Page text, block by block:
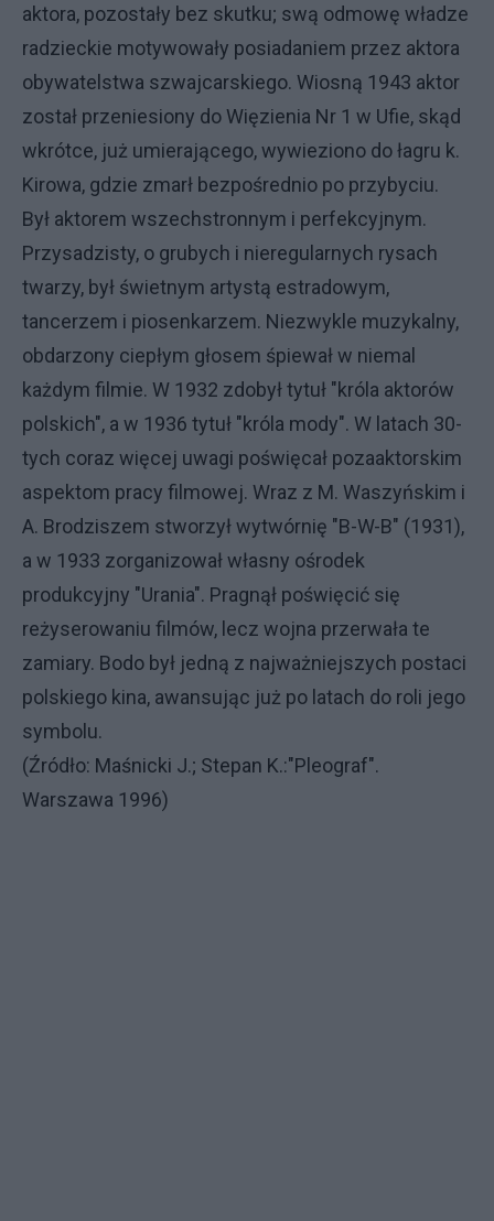
aktora, pozostały bez skutku; swą odmowę władze
radzieckie motywowały posiadaniem przez aktora
obywatelstwa szwajcarskiego. Wiosną 1943 aktor
został przeniesiony do Więzienia Nr 1 w Ufie, skąd
wkrótce, już umierającego, wywieziono do łagru k.
Kirowa, gdzie zmarł bezpośrednio po przybyciu.
Był aktorem wszechstronnym i perfekcyjnym.
Przysadzisty, o grubych i nieregularnych rysach
twarzy, był świetnym artystą estradowym,
tancerzem i piosenkarzem. Niezwykle muzykalny,
obdarzony ciepłym głosem śpiewał w niemal
każdym filmie. W 1932 zdobył tytuł "króla aktorów
polskich", a w 1936 tytuł "króla mody". W latach 30-
tych coraz więcej uwagi poświęcał pozaaktorskim
aspektom pracy filmowej. Wraz z M. Waszyńskim i
A. Brodziszem stworzył wytwórnię "B-W-B" (1931),
a w 1933 zorganizował własny ośrodek
produkcyjny "Urania". Pragnął poświęcić się
reżyserowaniu filmów, lecz wojna przerwała te
zamiary. Bodo był jedną z najważniejszych postaci
polskiego kina, awansując już po latach do roli jego
symbolu.
(Źródło: Maśnicki J.; Stepan K.:"Pleograf".
Warszawa 1996)